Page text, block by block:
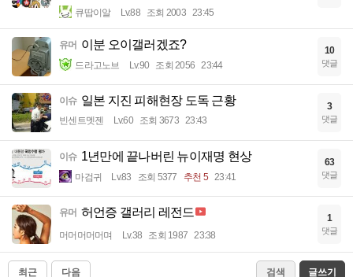
큐땁이알 Lv.88 조회 2003 23:45
유머 이분 오이갤러겠죠?
드라고노브 Lv.90 조회 2056 23:44
10
댓글
이슈 일본 지진 피해현장 도독 근황
빈센트멧젠 Lv.60 조회 3673 23:43
3
댓글
이슈 1년만에 끝나버린 뉴이재명 현상
마검귀 Lv.83 조회 5377 추천 5 23:41
63
댓글
유머 허언증 갤러리 레전드
머머머머머며 Lv.38 조회 1987 23:38
1
댓글
최근 다음 검색 글쓰기